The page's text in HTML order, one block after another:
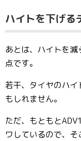
ハイトを下げる
あとは、ハイトを
点です。
若干、タイヤのハ
もしれません。
ただ、もともと
ワしているので、